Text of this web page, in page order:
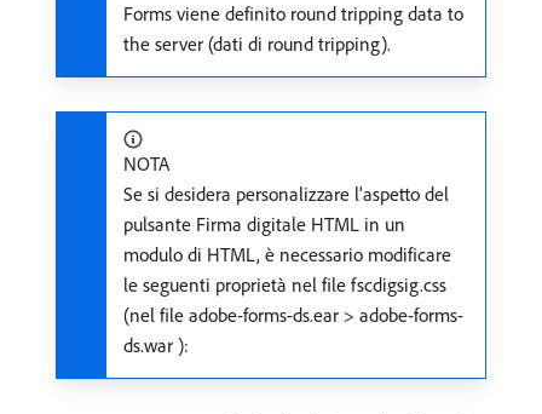
Forms viene definito round tripping data to
the server (dati di round tripping).
NOTA
Se si desidera personalizzare l'aspetto del
pulsante Firma digitale HTML in un
modulo di HTML, è necessario modificare
le seguenti proprietà nel file fscdigsig.css
(nel file adobe-forms-ds.ear > adobe-forms-
ds.war ):